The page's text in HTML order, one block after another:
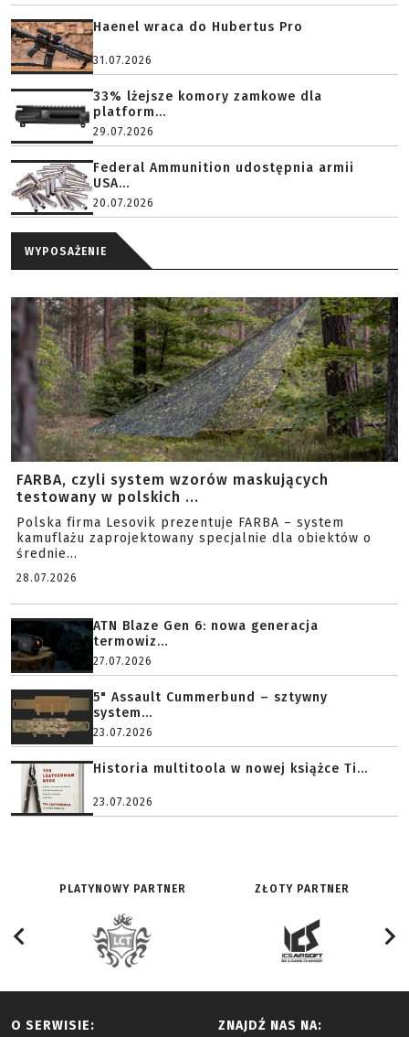
Haenel wraca do Hubertus Pro
31.07.2026
33% lżejsze komory zamkowe dla
platform...
29.07.2026
Federal Ammunition udostępnia armii
USA...
20.07.2026
WYPOSAŻENIE
FARBA, czyli system wzorów maskujących
testowany w polskich ...
Polska firma Lesovik prezentuje FARBA – system
kamuflażu zaprojektowany specjalnie dla obiektów o
średnie...
28.07.2026
ATN Blaze Gen 6: nowa generacja
termowiz...
27.07.2026
5" Assault Cummerbund – sztywny
system...
23.07.2026
Historia multitoola w nowej książce Ti...
23.07.2026
PLATYNOWY PARTNER ZŁOTY PARTNER
O SERWISIE: ZNAJDŹ NAS NA: